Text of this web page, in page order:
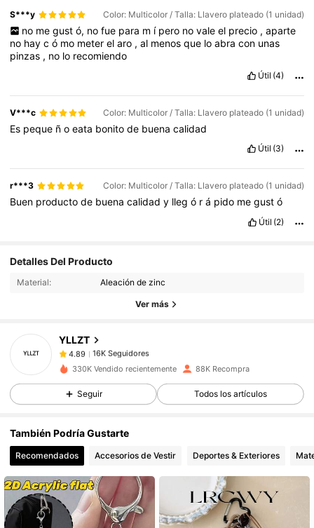
S***y Color: Multicolor / Talla: Llavero plateado (1 unidad)
no me gust ó, no fue para m í pero no vale el precio , aparte
no haycó mo meterelaro ,al menosque loabracon unas
pinzas , no lo recomiendo
Útil (4)
V***c Color: Multicolor / Talla: Llavero plateado (1 unidad)
Es peque ñoeata bonitode buenacalidad
Útil (3)
r***3 Color: Multicolor / Talla: Llavero plateado (1 unidad)
Buen productode buenacalidady llegó rá pido megustó
Útil (2)
Detalles Del Producto
Material: Aleación de zinc
Ver más
YLLZT
4.89
16K Seguidores
a***eseguidoHace 23 horas
4.89
16K Seguidores
4.89 16K Seguidores
4.89 16K Seguidores
4.89 16K Seguidores
4.89 16K Seguidores
330K Vendido recientemente 88K Recompra
Seguir Todos los artículos
También Podría Gustarte
Recomendados Accesorios de Vestir Deportes & Exteriores